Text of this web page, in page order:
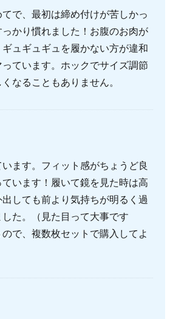
で、最初は締め付けが苦しかっ
かり慣れました！お腹のお肉が
ュギュギュを履かない方が違和
ています。ホックでサイズ調節
なることもありません。
ます。フィット感がちょうど良
ています！履いて鏡を見た時は高
しても前より気持ちが明るく過
た。（見た目って大事です
で、複数枚セットで購入してよ